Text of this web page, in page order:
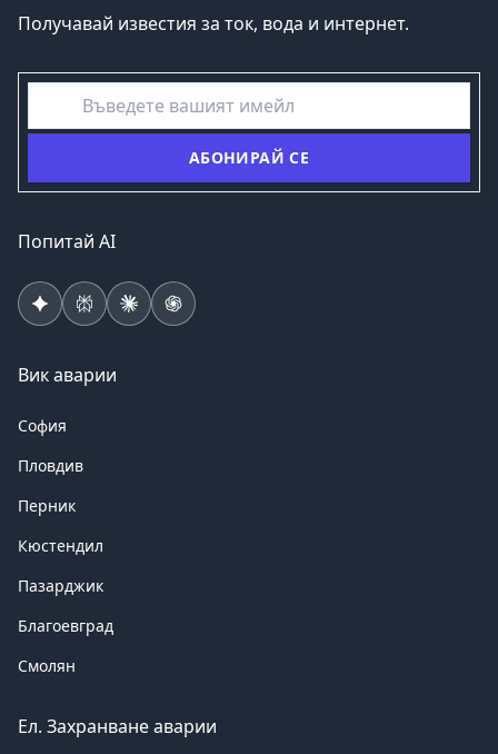
Получавай известия за ток, вода и интернет.
емайл
АБОНИРАЙ СЕ
Попитай AI
Вик аварии
София
Пловдив
Перник
Кюстендил
Пазарджик
Благоевград
Смолян
Ел. Захранване аварии